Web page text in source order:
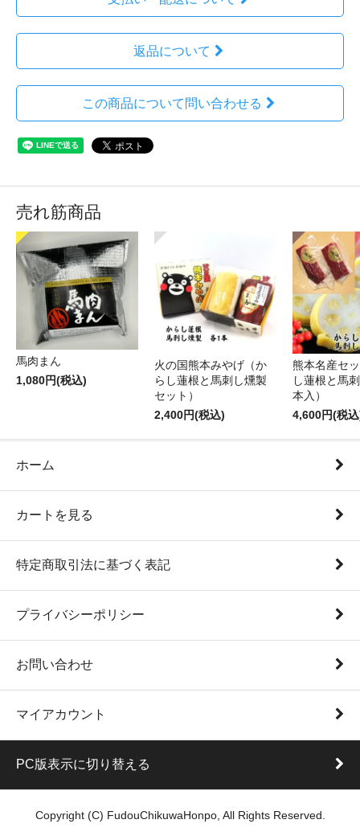
返品について
この商品について問い合わせる
売れ筋商品
馬肉まん
1,080円(税込)
火の国熊本みやげ（か
らし蓮根と馬刺し燻製
セット）
2,400円(税込)
熊本名産セ
し蓮根と馬
本入）
4,600円(税
ホーム
カートを見る
特定商取引法に基づく表記
プライバシーポリシー
お問い合わせ
マイアカウント
PC版表示に切り替える
Copyright (C) FudouChikuwaHonpo, All Rights Reserved.